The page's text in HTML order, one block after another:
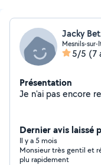
Jacky
Mesnils-
5/5 (7
Présentation
Dernier avis laissé
Il y a 5 mois
Monsieur très gentil et réactif J’avais trouvé
plu rapidement